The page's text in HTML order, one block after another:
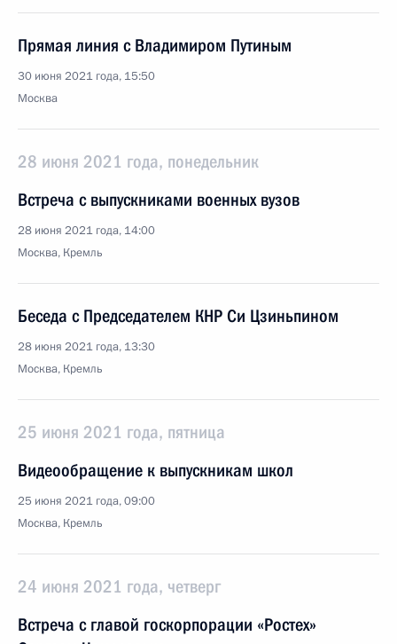
Прямая линия с Владимиром Путиным
30 июня 2021 года, 15:50
Москва
28 июня 2021 года, понедельник
Встреча с выпускниками военных вузов
28 июня 2021 года, 14:00
Москва, Кремль
Беседа с Председателем КНР Си Цзиньпином
28 июня 2021 года, 13:30
Москва, Кремль
25 июня 2021 года, пятница
Видеообращение к выпускникам школ
25 июня 2021 года, 09:00
Москва, Кремль
24 июня 2021 года, четверг
Встреча с главой госкорпорации «Ростех»